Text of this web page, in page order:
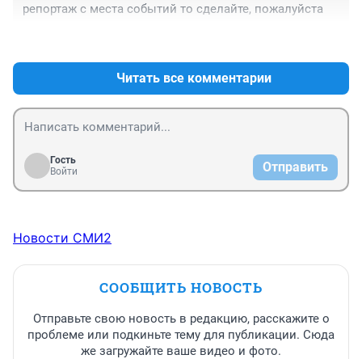
репортаж с места событий то сделайте, пожалуйста
Читать все комментарии
Гость
Войти
Отправить
Новости СМИ2
СООБЩИТЬ НОВОСТЬ
Отправьте свою новость в редакцию, расскажите о
проблеме или подкиньте тему для публикации. Сюда
же загружайте ваше видео и фото.